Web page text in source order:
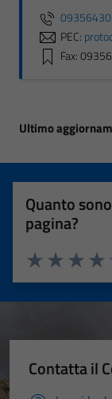
PEC:
Fax:
Ultimo
Quanto
pagina?
Valuta
Valuta 2
Valuta 1 stelle
Contatta il